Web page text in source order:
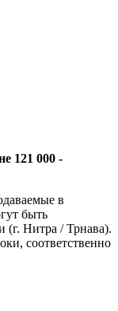
121 000 -
в
быть
(г. Нитра / Трнава).
соответственно